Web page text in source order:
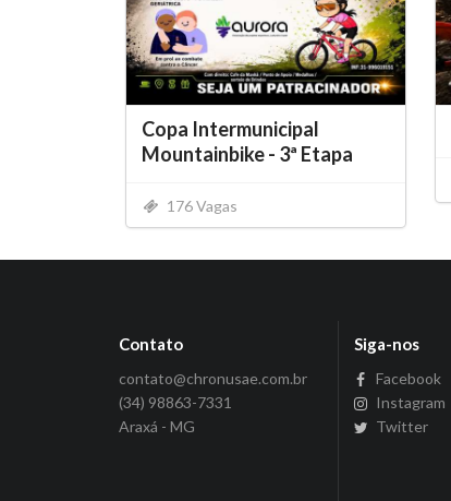
Copa Intermunicipal
Mountainbike - 3ª Etapa
176 Vagas
Contato
contato@chronusae.com.br
(34) 98863-7331
Araxá - MG
Siga-nos
Facebook
Instagram
Twitter